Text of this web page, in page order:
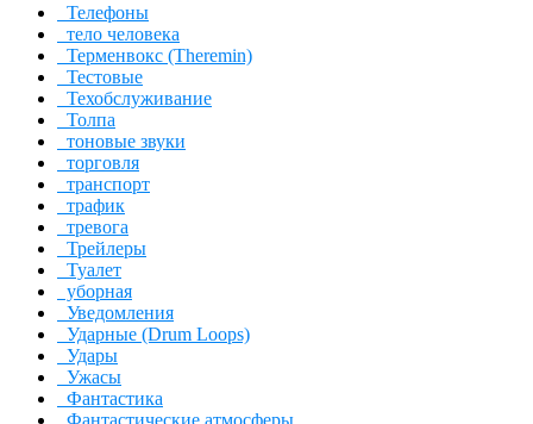
Телефоны
тело человека
Терменвокс (Theremin)
Тестовые
Техобслуживание
Толпа
тоновые звуки
торговля
транспорт
трафик
тревога
Трейлеры
Туалет
уборная
Уведомления
Ударные (Drum Loops)
Удары
Ужасы
Фантастика
Фантастические атмосферы